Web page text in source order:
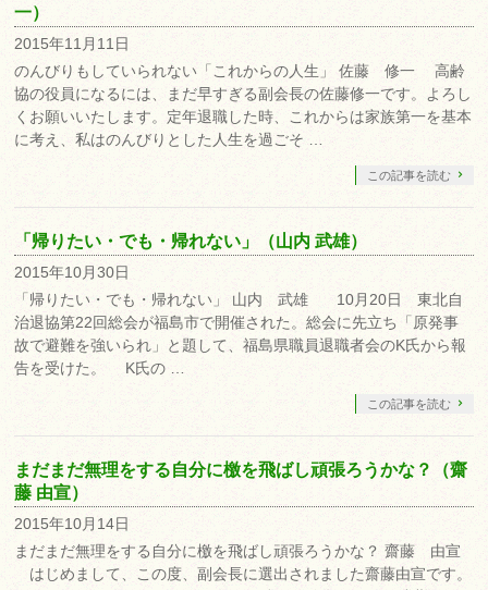
一）
2015年11月11日
のんびりもしていられない「これからの人生」 佐藤 修一 高齢
協の役員になるには、まだ早すぎる副会長の佐藤修一です。よろし
くお願いいたします。定年退職した時、これからは家族第一を基本
に考え、私はのんびりとした人生を過ごそ …
この記事を読む
「帰りたい・でも・帰れない」（山内 武雄）
2015年10月30日
「帰りたい・でも・帰れない」 山内 武雄 10月20日 東北自
治退協第22回総会が福島市で開催された。総会に先立ち「原発事
故で避難を強いられ」と題して、福島県職員退職者会のK氏から報
告を受けた。 K氏の …
この記事を読む
まだまだ無理をする自分に檄を飛ばし頑張ろうかな？（齋
藤 由宣）
2015年10月14日
まだまだ無理をする自分に檄を飛ばし頑張ろうかな？ 齋藤 由宣
はじめまして、この度、副会長に選出されました齋藤由宣です。